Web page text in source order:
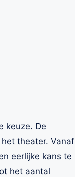
keuze. De
theater. Vanaf
eerlijke kans te
het aantal